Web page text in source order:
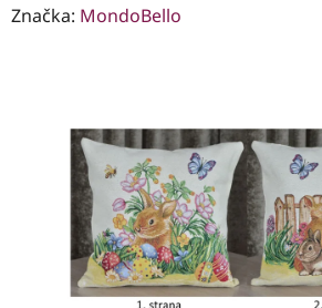
hodnotenie
hviezdičiek.
Značka: MondoBello